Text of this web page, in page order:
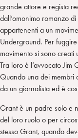
grande attore e regista
dall’omonimo romanzo
appartenenti a un
Underground. Per
movimento si sono creati
Tra loro è l’avvocato
Quando una dei membri
da un giornalista ed è
Grant è un padre solo e
del loro ruolo o per
stesso Grant, quando